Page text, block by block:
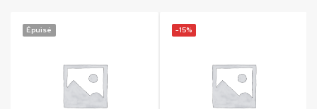
Épuisé -15%